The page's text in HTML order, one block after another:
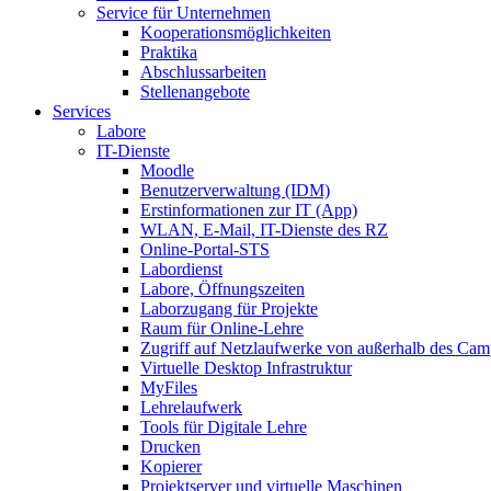
Service für Unternehmen
Kooperationsmöglichkeiten
Praktika
Abschlussarbeiten
Stellenangebote
Services
Labore
IT-Dienste
Moodle
Benutzerverwaltung (IDM)
Erstinformationen zur IT (App)
WLAN, E-Mail, IT-Dienste des RZ
Online-Portal-STS
Labordienst
Labore, Öffnungszeiten
Laborzugang für Projekte
Raum für Online-Lehre
Zugriff auf Netzlaufwerke von außerhalb des
Virtuelle Desktop Infrastruktur
MyFiles
Lehrelaufwerk
Tools für Digitale Lehre
Drucken
Kopierer
Projektserver und virtuelle Maschinen